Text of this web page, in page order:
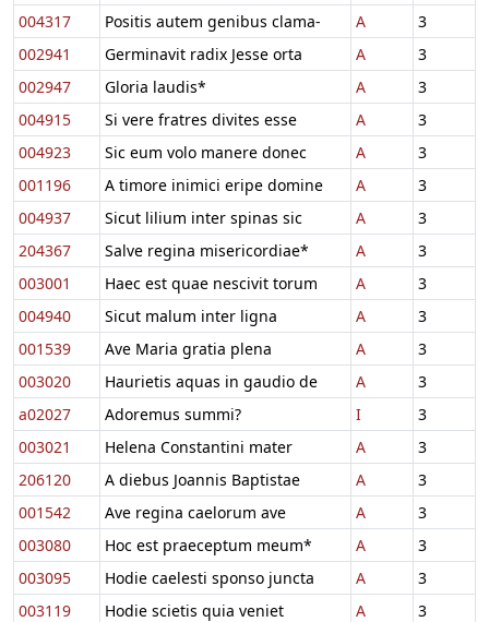
004317
Positis autem genibus clama- A
3
002941
Germinavit radix Jesse orta A
3
002947
Gloria laudis* A
3
004915
Si vere fratres divites esse A
3
004923
Sic eum volo manere donec A
3
001196
A timore inimici eripe domine A
3
004937
Sicut lilium inter spinas sic A
3
204367
Salve regina misericordiae* A
3
003001
Haec est quae nescivit torum A
3
004940
Sicut malum inter ligna A
3
001539
Ave Maria gratia plena A
3
003020
Haurietis aquas in gaudio de A
3
a02027
Adoremus summi? I
3
003021
Helena Constantini mater A
3
206120
A diebus Joannis Baptistae A
3
001542
Ave regina caelorum ave A
3
003080
Hoc est praeceptum meum* A
3
003095
Hodie caelesti sponso juncta A
3
003119
Hodie scietis quia veniet A
3